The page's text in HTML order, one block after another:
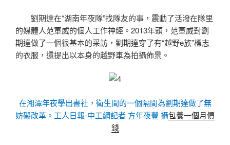
劉期達在“湖南年夜隊”找隊友的事，震動了活潑在隊里
的媒體人范軍威的個人工作神經。2013年頭，范軍威對劉
期達做了一個很基本的采訪，劉期達穿了有“越野e族”標志
的衣服，還提出以本身的越野車為拍攝佈景。
在湘潭年夜學出書社，衛生間的一個隔間為劉期達做了無
妨礙改革。工人日報-中工網記者 方年夜豐 攝包養一個月價
錢